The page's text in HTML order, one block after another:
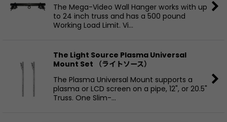
絞り込む
The Mega-Video Wall Hanger works with up
to 24 inch truss and has a 500 pound
Working Load Limit. Vi…
The Light Source Plasma Universal
Mount Set （ライトソース）
The Plasma Universal Mount supports a
plasma or LCD screen on a pipe, 12", or 20.5"
Truss. One Slim-…